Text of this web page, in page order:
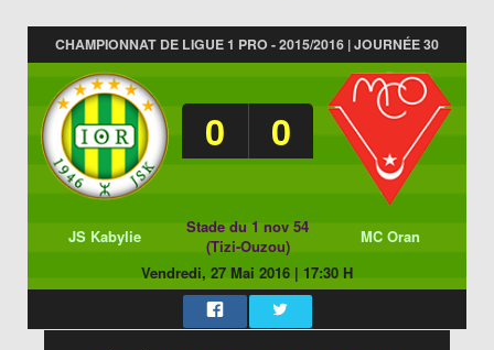
CHAMPIONNAT DE LIGUE 1 PRO - 2015/2016 | JOURNÉE 30
0 0
JS Kabylie
Stade du 1 nov 54
(Tizi-Ouzou)
MC Oran
Vendredi, 27 Mai 2016 | 17:30 H